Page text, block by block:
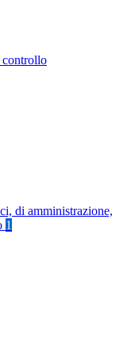
controllo
di amministrazione,
1